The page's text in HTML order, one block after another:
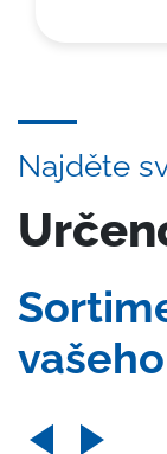
Najděte